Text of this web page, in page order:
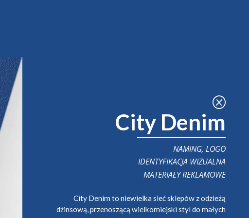
Q
City Denim
NAMING, LOGO
IDENTYFIKACJA WIZUALNA
MATERIAŁY REKLAMOWE
City Denim to niewielka sieć sklepów z odzieżą
dżinsową, przenoszącą wielkomiejski styl do małych